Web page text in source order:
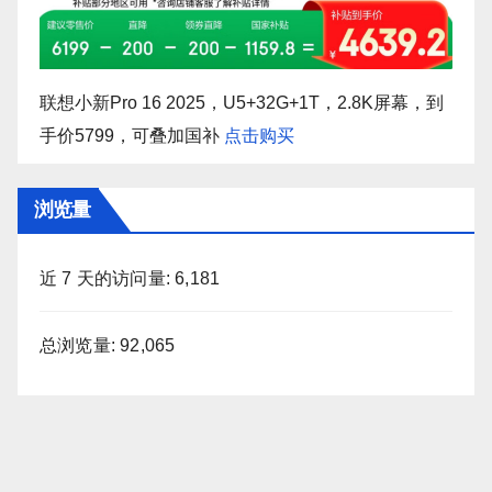
联想小新Pro 16 2025，U5+32G+1T，2.8K屏幕，到
手价5799，可叠加国补 点击购买
浏览量
近 7 天的访问量:6,181
总浏览量:92,065